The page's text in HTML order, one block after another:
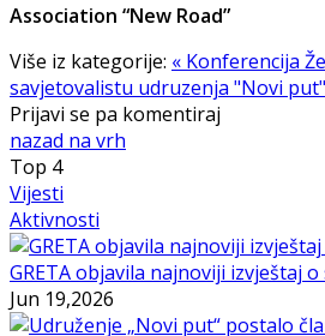
Association “New Road”
Više iz kategorije: « Konferencija
savjetovalistu udruzenja "Novi
Prijavi se pa komentiraj
nazad na vrh
Top 4
Vijesti
Aktivnosti
GRETA objavila najnoviji izvještaj
Jun 19,2026